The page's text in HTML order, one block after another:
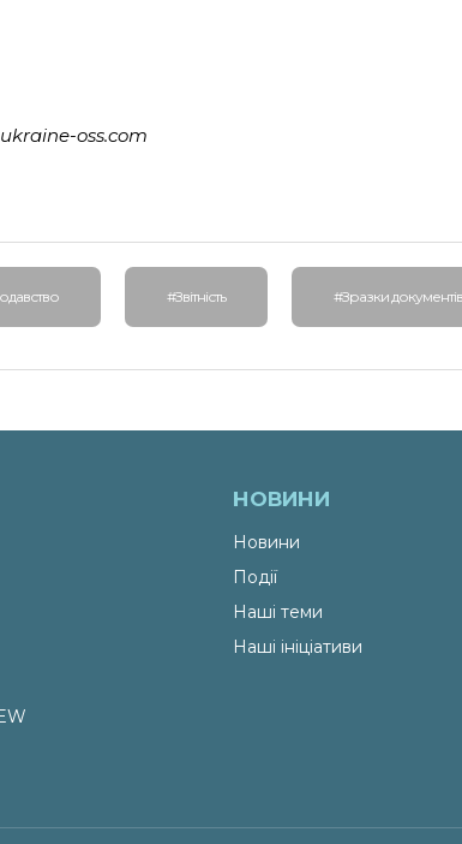
oss.com
#Звітність #Зразки документів
НОВИНИ
Новини
Події
Наші теми
Наші ініціативи